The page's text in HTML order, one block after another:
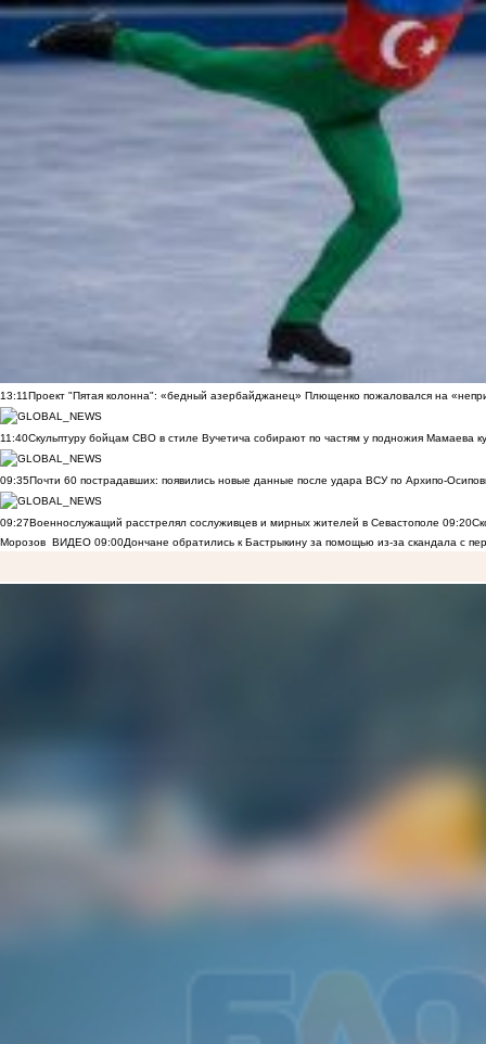
13:11Проект "Пятая колонна": «бедный азербайджанец» Плющенко пожаловался на
11:40Скульптуру бойцам СВО в стиле Вучетича собирают по частям у подножия Мамаева
09:35Почти 60 пострадавших: появились новые данные после удара ВСУ по Архипо-
09:27Военнослужащий расстрелял сослуживцев и мирных жителей в Севастополе 09:20
Морозов ВИДЕО 09:00Дончане обратились к Бастрыкину за помощью из-за скандала с